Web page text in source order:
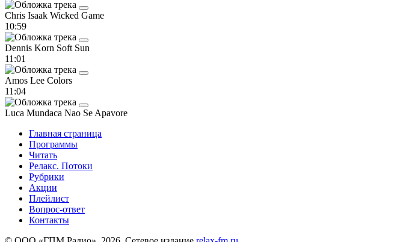
Chris Isaak Wicked Game
10:59
Dennis Korn Soft Sun
11:01
Amos Lee Colors
11:04
Luca Mundaca Nao Se Apavore
Главная страница
Программы
Читать
Релакс. Потоки
Рубрики
Акции
Плейлист
Вопрос-ответ
Контакты